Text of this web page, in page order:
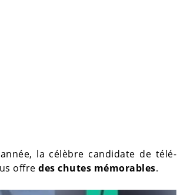
la célèbre candidate de télé-
offre des chutes mémorables.